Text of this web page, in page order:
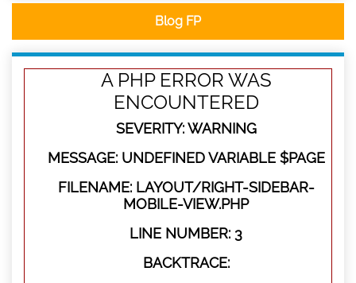
Blog FP
A PHP ERROR WAS
ENCOUNTERED
SEVERITY: WARNING
MESSAGE: UNDEFINED VARIABLE $PAGE
FILENAME: LAYOUT/RIGHT-SIDEBAR-
MOBILE-VIEW.PHP
LINE NUMBER: 3
BACKTRACE: